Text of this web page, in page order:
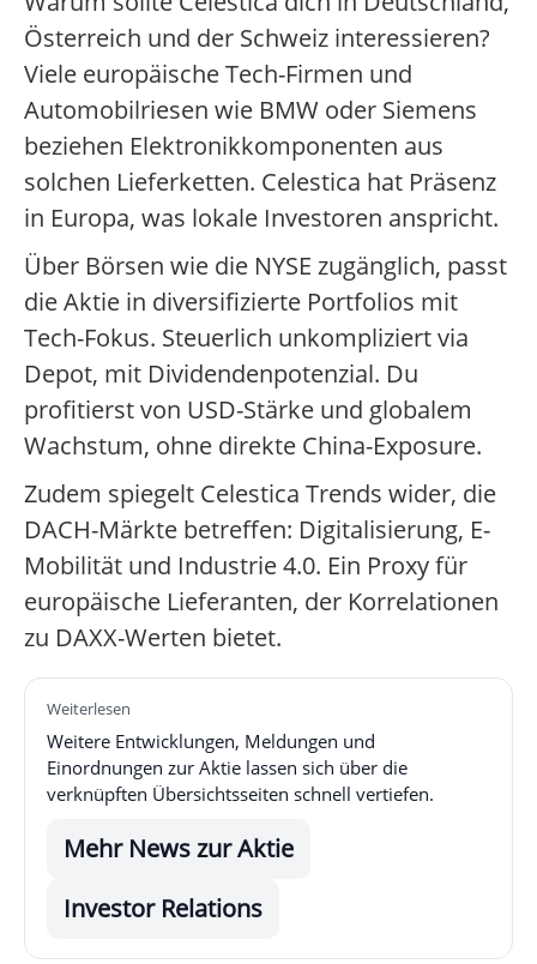
Österreich und der Schweiz interessieren?
Viele europäische Tech-Firmen und
Automobilriesen wie BMW oder Siemens
beziehen Elektronikkomponenten aus
solchen Lieferketten. Celestica hat Präsenz
in Europa, was lokale Investoren anspricht.
Über Börsen wie die NYSE zugänglich, passt
die Aktie in diversifizierte Portfolios mit
Tech-Fokus. Steuerlich unkompliziert via
Depot, mit Dividendenpotenzial. Du
profitierst von USD-Stärke und globalem
Wachstum, ohne direkte China-Exposure.
Zudem spiegelt Celestica Trends wider, die
DACH-Märkte betreffen: Digitalisierung, E-
Mobilität und Industrie 4.0. Ein Proxy für
europäische Lieferanten, der Korrelationen
zu DAXX-Werten bietet.
Weiterlesen
Weitere Entwicklungen, Meldungen und
Einordnungen zur Aktie lassen sich über die
verknüpften Übersichtsseiten schnell vertiefen.
Mehr News zur Aktie
Investor Relations